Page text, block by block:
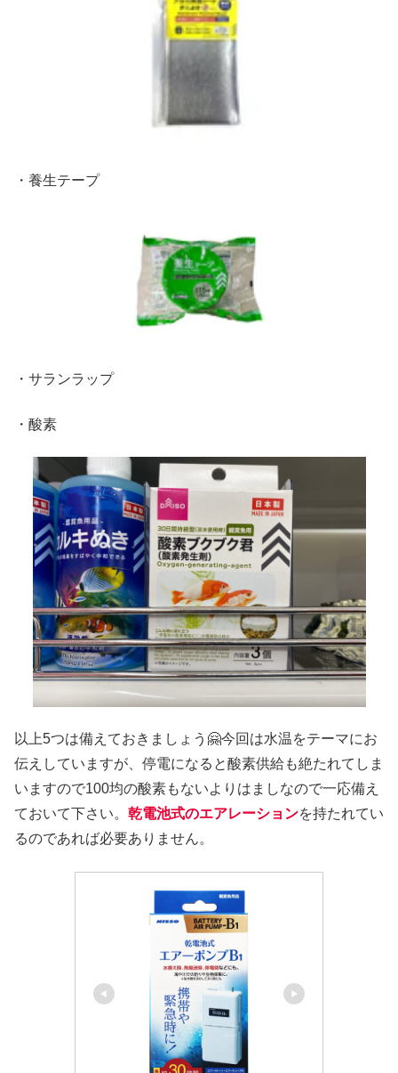
・養生テープ
・サランラップ
・酸素
以上5つは備えておきましょう🤗今回は水温をテーマにお
伝えしていますが、停電になると酸素供給も絶たれてしま
いますので100均の酸素もないよりはましなので一応備え
ておいて下さい。 乾電池式のエアレーションを持たれてい
るのであれば必要ありません。